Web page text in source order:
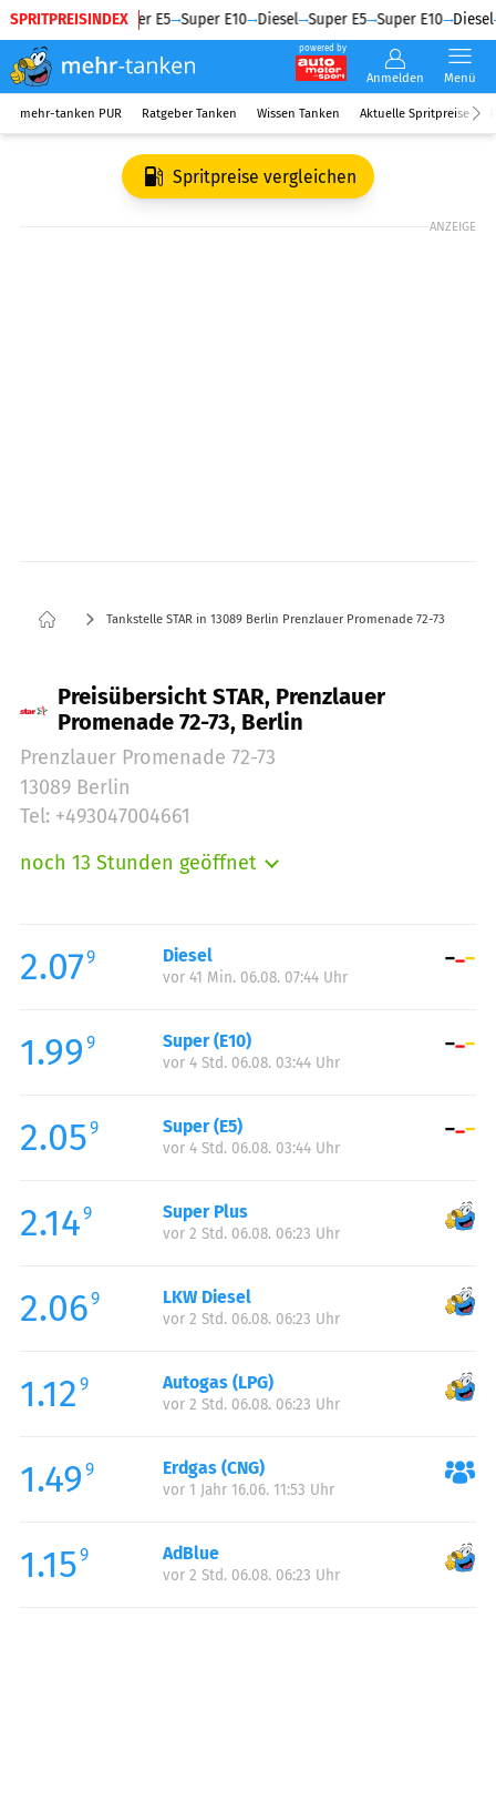
SPRITPREISINDEX
Diesel Super E5 Super E10 Diesel Super E5 Super E10 Diesel
powered by
Anmelden Menü
mehr-tanken PUR Ratgeber Tanken Wissen Tanken Aktuelle Spritpreise
Spritpreise vergleichen
ANZEIGE
Tankstelle STAR in 13089 Berlin Prenzlauer Promenade 72-73
Preisübersicht STAR, Prenzlauer
Promenade 72-73, Berlin
Prenzlauer Promenade 72-73
13089 Berlin
Tel: +493047004661
noch 13 Stunden geöffnet
Mittwoch:
00:15-23:45
Donnerstag:
Samstag:
00:15-23:45
Sonntag:
2.079 Diesel
vor 41 Min. 06.08. 07:44 Uhr
1.99 9 Super (E10)
vor 4 Std. 06.08. 03:44 Uhr
2.059 Super (E5)
vor 4 Std. 06.08. 03:44 Uhr
2.149 Super Plus
vor 2 Std. 06.08. 06:23 Uhr
2.069 LKW Diesel
vor 2 Std. 06.08. 06:23 Uhr
1.12 9 Autogas (LPG)
vor 2 Std. 06.08. 06:23 Uhr
1.49 9 Erdgas (CNG)
vor 1 Jahr 16.06. 11:53 Uhr
1.159 AdBlue
vor 2 Std. 06.08. 06:23 Uhr